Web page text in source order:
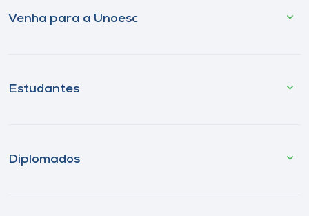
Venha para a Unoesc
Estudantes
Diplomados